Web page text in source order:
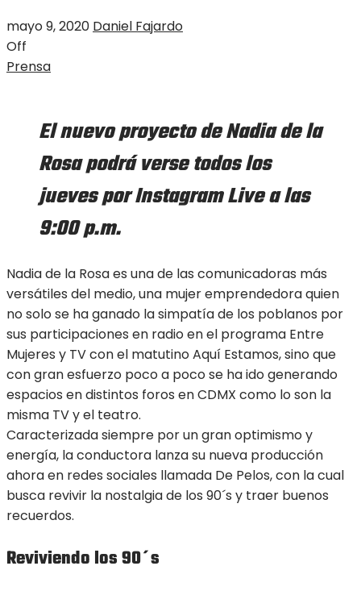
mayo 9, 2020 Daniel Fajardo
Off
Prensa
El nuevo proyecto de Nadia de la
Rosa podrá verse todos los
jueves por Instagram Live a las
9:00 p.m.
Nadia de la Rosa es una de las comunicadoras más
versátiles del medio, una mujer emprendedora quien
no solo se ha ganado la simpatía de los poblanos por
sus participaciones en radio en el programa Entre
Mujeres y TV con el matutino Aquí Estamos, sino que
con gran esfuerzo poco a poco se ha ido generando
espacios en distintos foros en CDMX como lo son la
misma TV y el teatro.
Caracterizada siempre por un gran optimismo y
energía, la conductora lanza su nueva producción
ahora en redes sociales llamada De Pelos, con la cual
busca revivir la nostalgia de los 90´s y traer buenos
recuerdos.
Reviviendo los 90´s